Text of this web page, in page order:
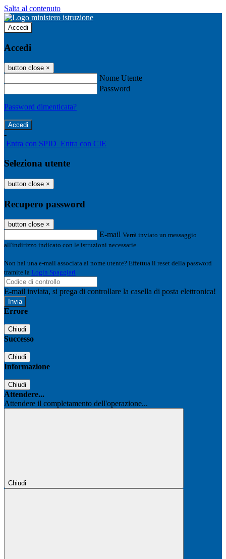
Salta al contenuto
Accedi
Accedi
button close ×
Nome Utente
Password
Password dimenticata?
-
Entra con SPID Entra con CIE
Seleziona utente
button close ×
Recupero password
button close ×
E-mail Verrà inviato un messaggio
all'indirizzo indicato con le istruzioni necessarie.
Non hai una e-mail associata al nome utente? Effettua il reset della password
tramite la Login Spaggiari
E-mail inviata, si prega di controllare la casella di posta elettronica!
Errore
Chiudi
Successo
Chiudi
Informazione
Chiudi
Attendere...
Attendere il completamento dell'operazione...
Chiudi